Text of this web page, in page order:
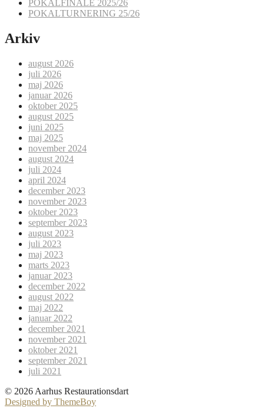
POKALFINALE 2025/26
POKALTURNERING 25/26
Arkiv
august 2026
juli 2026
maj 2026
januar 2026
oktober 2025
august 2025
juni 2025
maj 2025
november 2024
august 2024
juli 2024
april 2024
december 2023
november 2023
oktober 2023
september 2023
august 2023
juli 2023
maj 2023
marts 2023
januar 2023
december 2022
august 2022
maj 2022
januar 2022
december 2021
november 2021
oktober 2021
september 2021
juli 2021
© 2026 Aarhus Restaurationsdart
Designed by ThemeBoy